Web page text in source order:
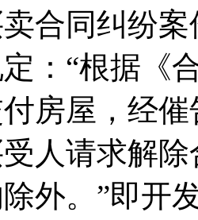
合同纠纷
：“根据《
房屋，经
人请求解
外。”即开